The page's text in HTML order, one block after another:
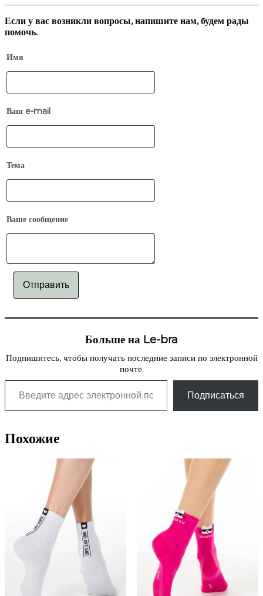
Если у вас возникли вопросы, напишите нам, будем рады
помочь.
Имя
Ваш e-mail
Тема
Ваше сообщение
Отправить
Больше на Le-bra
Подпишитесь, чтобы получать последние записи по электронной
почте.
Введите адрес электронной почты…
Подписаться
Похожие